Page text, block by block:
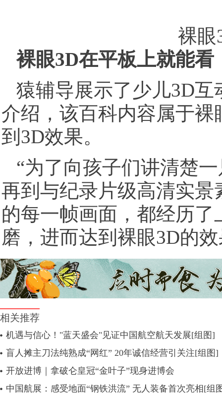
裸眼
裸眼3D在平板上就能看
猿辅导展示了少儿3D互
介绍，该百科内容属于
到3D效果。
“为了向孩子们讲清楚
再到与纪录片级高清实
的每一帧画面，都经历
磨，进而达到裸眼3D的
相关推荐
机遇与信心！"蓝天盛会"见证中国航空航天发展[组图]
盲人摊主刀法纯熟成“网红” 20年诚信经营引关注[组图]
开放进博｜拿破仑皇冠“金叶子”现身进博会
中国航展：感受地面“钢铁洪流” 无人装备首次亮相[组